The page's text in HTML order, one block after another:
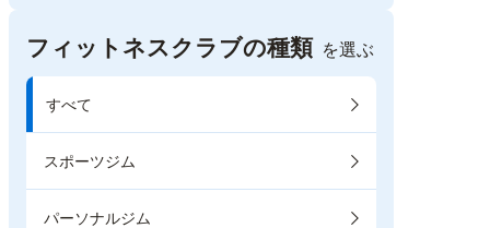
フィットネスクラブの種類 を選ぶ
すべて
スポーツジム
パーソナルジム